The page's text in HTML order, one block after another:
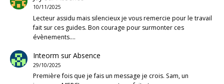
10/11/2025
Lecteur assidu mais silencieux je vous remercie pour le travail
fait sur ces guides. Bon courage pour surmonter ces
évènements.…
Inteorm surAbsence
29/10/2025
Première fois que je fais un message je crois. Sam, un